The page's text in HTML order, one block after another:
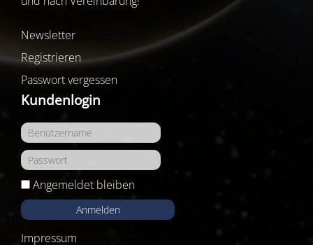
Newsletter
Registrieren
Passwort vergessen
Kundenlogin
Angemeldet bleiben
Anmelden
Impressum